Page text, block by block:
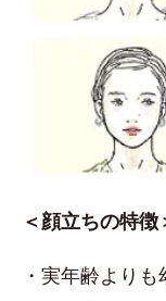
＜顔立ちの特徴
・実年齢より